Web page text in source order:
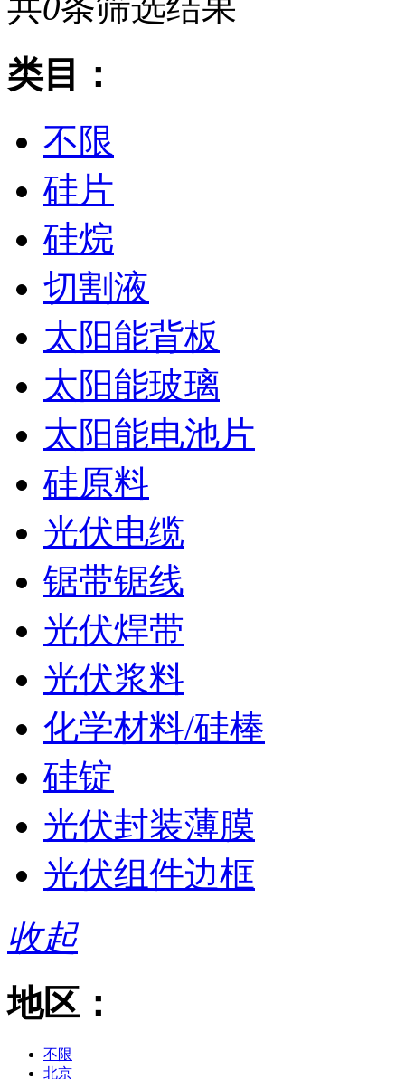
类目：
不限
硅片
硅烷
切割液
太阳能背板
太阳能玻璃
太阳能电池片
硅原料
光伏电缆
锯带锯线
光伏焊带
光伏浆料
化学材料/硅棒
硅锭
光伏封装薄膜
光伏组件边框
收起
地区：
不限
北京